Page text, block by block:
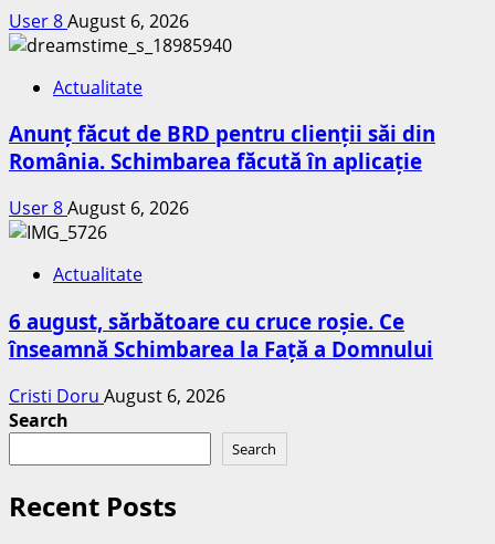
User 8August 6, 2026
Actualitate
Anunț făcut de BRD pentru clienții săi din
România. Schimbarea făcută în aplicație
User 8August 6, 2026
Actualitate
6 august, sărbătoare cu cruce roșie. Ce
înseamnă Schimbarea la Față a Domnului
Cristi Doru August 6, 2026
Search
Search
Recent Posts